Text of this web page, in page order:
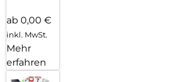
ab 0,00 €
inkl. MwSt.
Mehr
erfahren